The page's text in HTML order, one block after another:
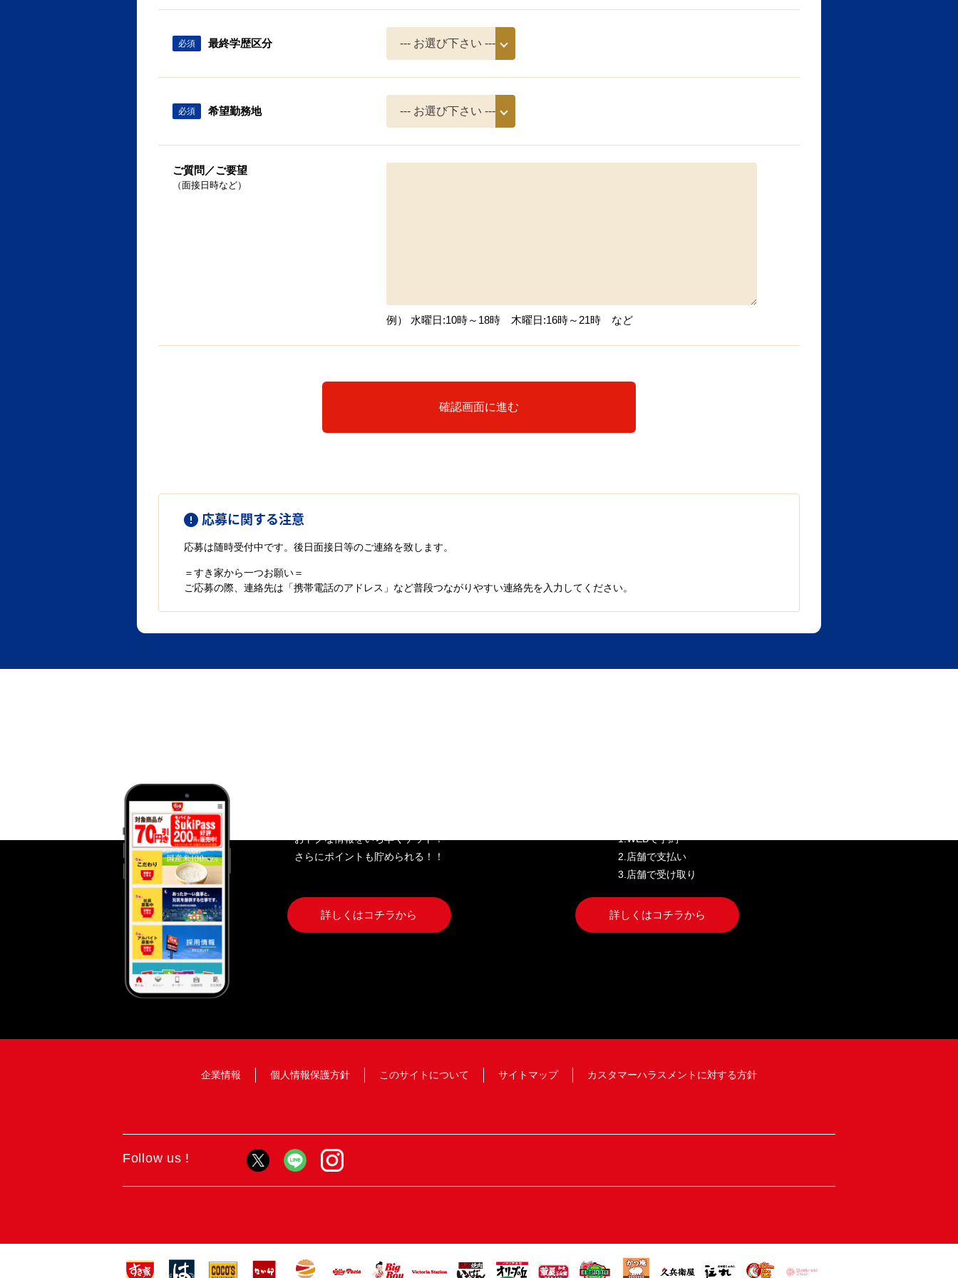
必須 最終学歴区分
必須 希望勤務地
ご質問／ご要望
（面接日時など）
例） 水曜日:10時～18時 木曜日:16時～21時 など
確認画面に進む
応募に関する注意
応募は随時受付中です。後日面接日等のご連絡を致します。
＝すき家から一つお願い＝
ご応募の際、連絡先は「携帯電話のアドレス」など普段つながりやすい連絡先を入力してください。
おトクな情報をいち早くゲット！
さらにポイントも貯められる！！
詳しくはコチラから
1.WEBで予約
2.店舗で支払い
3.店舗で受け取り
詳しくはコチラから
企業情報 個人情報保護方針 このサイトについて サイトマップ カスタマーハラスメントに対する方針
Follow us !